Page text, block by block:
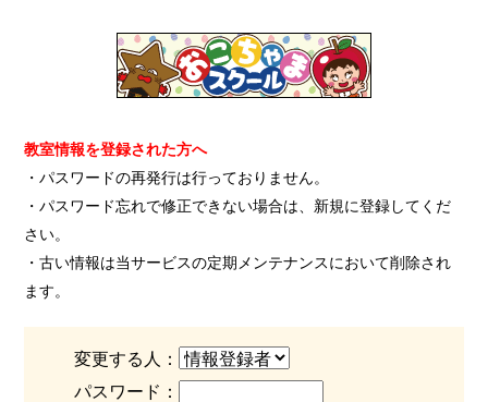
教室情報を登録された方へ
・パスワードの再発行は行っておりません。
・パスワード忘れで修正できない場合は、新規に登録してくだ
さい。
・古い情報は当サービスの定期メンテナンスにおいて削除され
ます。
変更する人：
パスワード：